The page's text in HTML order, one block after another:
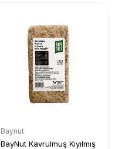
Baynut
BayNut Kavrulmuş Kıyılmış